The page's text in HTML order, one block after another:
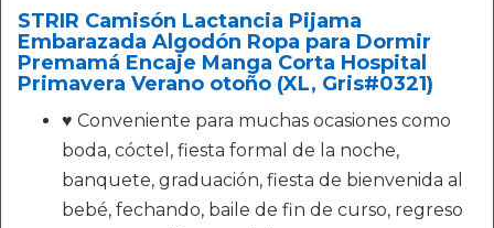
STRIR Camisón Lactancia Pijama
Embarazada Algodón Ropa para Dormir
Premamá Encaje Manga Corta Hospital
Primavera Verano otoño (XL, Gris#0321)
♥ Conveniente para muchas ocasiones como
boda, cóctel, fiesta formal de la noche,
banquete, graduación, fiesta de bienvenida al
bebé, fechando, baile de fin de curso, regreso